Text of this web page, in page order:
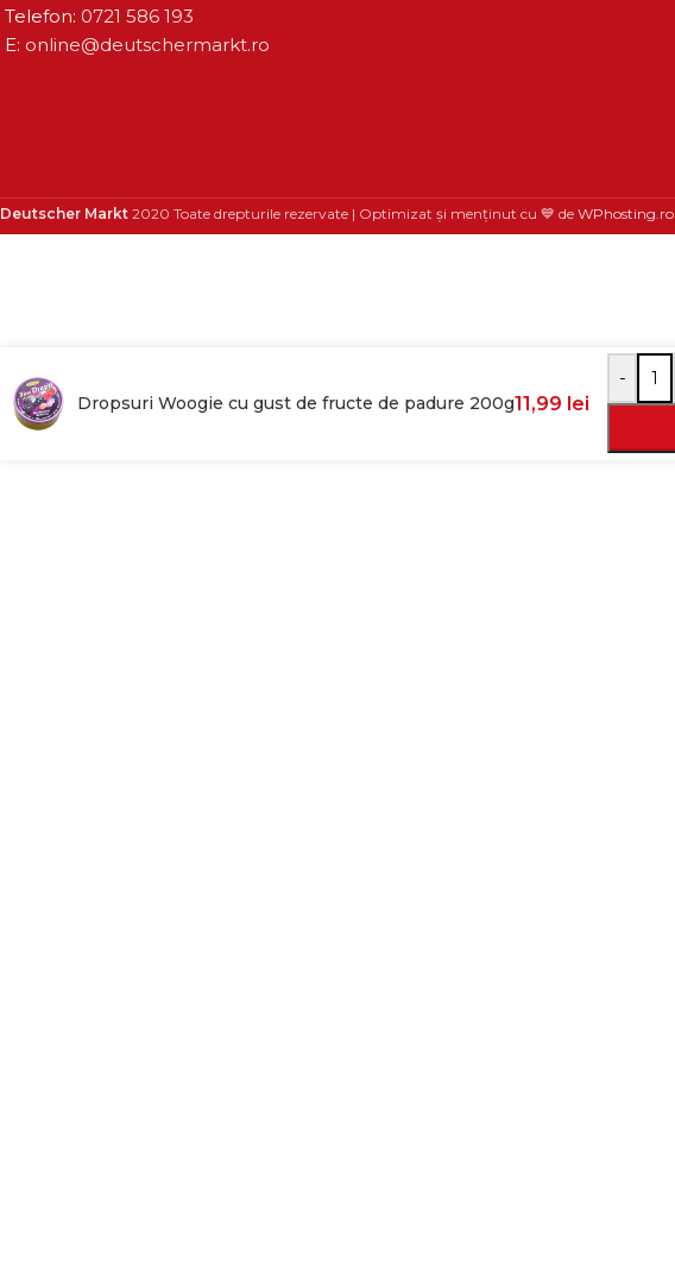
Telefon: 0721 586 193
E: online@deutschermarkt.ro
Deutscher Markt 2020 Toate drepturile rezervate | Optimizat și menținut cu 💙 de WPhosting.ro
Dropsuri Woogie cu gust de fructe de padure 200g11,99 lei
-